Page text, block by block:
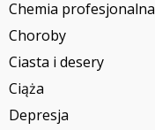
Chemia profesjonalna
Choroby
Ciasta i desery
Ciąża
Depresja